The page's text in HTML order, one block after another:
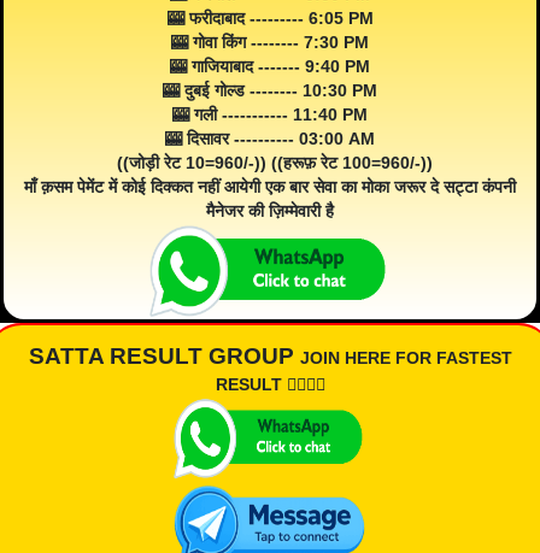
🎰 फरीदाबाद --------- 6:05 PM
🎰 गोवा किंग -------- 7:30 PM
🎰 गाजियाबाद ------- 9:40 PM
🎰 दुबई गोल्ड -------- 10:30 PM
🎰 गली ----------- 11:40 PM
🎰 दिसावर ---------- 03:00 AM
((जोड़ी रेट 10=960/-)) ((हरूफ़ रेट 100=960/-))
माँ क़सम पेमेंट में कोई दिक्कत नहीं आयेगी एक बार सेवा का मोका जरूर दे सट्टा कंपनी
मैनेजर की ज़िम्मेवारी है
SATTA RESULT GROUP JOIN HERE FOR FASTEST
RESULT 👇🏾👇🏾